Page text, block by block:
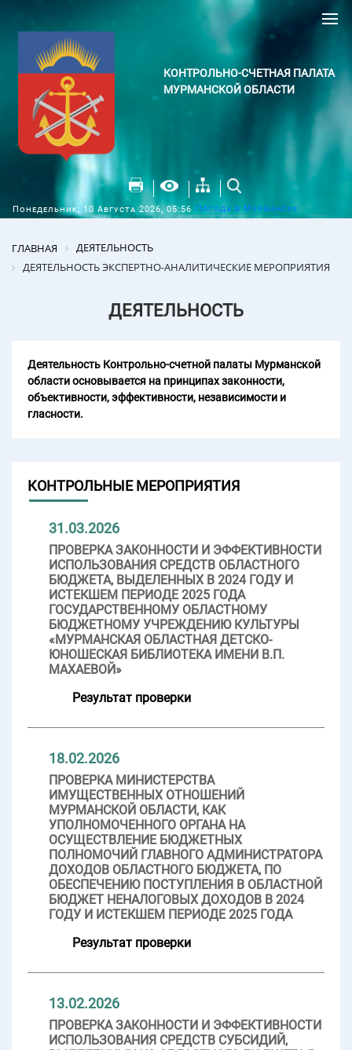
КОНТРОЛЬНО-СЧЕТНАЯ ПАЛАТА
МУРМАНСКОЙ ОБЛАСТИ
Понедельник, 10 Августа 2026, 05:56 Погода в Мурманске
ГЛАВНАЯ
ДЕЯТЕЛЬНОСТЬ
ДЕЯТЕЛЬНОСТЬ ЭКСПЕРТНО-АНАЛИТИЧЕСКИЕ МЕРОПРИЯТИЯ
ДЕЯТЕЛЬНОСТЬ
Деятельность Контрольно-счетной палаты Мурманской
области основывается на принципах законности,
объективности, эффективности, независимости и
гласности.
КОНТРОЛЬНЫЕ МЕРОПРИЯТИЯ
31.03.2026
ПРОВЕРКА ЗАКОННОСТИ И ЭФФЕКТИВНОСТИ
ИСПОЛЬЗОВАНИЯ СРЕДСТВ ОБЛАСТНОГО
БЮДЖЕТА, ВЫДЕЛЕННЫХ В 2024 ГОДУ И
ИСТЕКШЕМ ПЕРИОДЕ 2025 ГОДА
ГОСУДАРСТВЕННОМУ ОБЛАСТНОМУ
БЮДЖЕТНОМУ УЧРЕЖДЕНИЮ КУЛЬТУРЫ
«МУРМАНСКАЯ ОБЛАСТНАЯ ДЕТСКО-
ЮНОШЕСКАЯ БИБЛИОТЕКА ИМЕНИ В.П.
МАХАЕВОЙ»
Результат проверки
18.02.2026
ПРОВЕРКА МИНИСТЕРСТВА
ИМУЩЕСТВЕННЫХ ОТНОШЕНИЙ
МУРМАНСКОЙ ОБЛАСТИ, КАК
УПОЛНОМОЧЕННОГО ОРГАНА НА
ОСУЩЕСТВЛЕНИЕ БЮДЖЕТНЫХ
ПОЛНОМОЧИЙ ГЛАВНОГО АДМИНИСТРАТОРА
ДОХОДОВ ОБЛАСТНОГО БЮДЖЕТА, ПО
ОБЕСПЕЧЕНИЮ ПОСТУПЛЕНИЯ В ОБЛАСТНОЙ
БЮДЖЕТ НЕНАЛОГОВЫХ ДОХОДОВ В 2024
ГОДУ И ИСТЕКШЕМ ПЕРИОДЕ 2025 ГОДА
Результат проверки
13.02.2026
ПРОВЕРКА ЗАКОННОСТИ И ЭФФЕКТИВНОСТИ
ИСПОЛЬЗОВАНИЯ СРЕДСТВ СУБСИДИЙ,